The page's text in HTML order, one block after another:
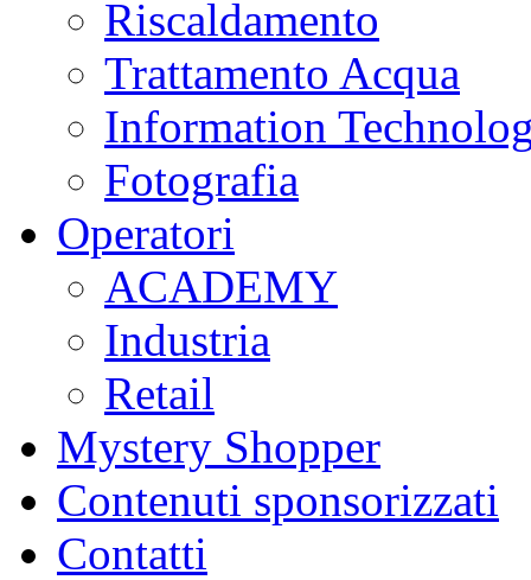
Riscaldamento
Trattamento Acqua
Information
Fotografia
Operatori
ACADEMY
Industria
Retail
Mystery Shopper
Contenuti sponsorizzati
Contatti